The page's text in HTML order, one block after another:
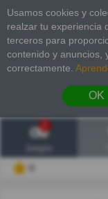
Usamos cookies y
realzar tu experiencia
terceros para
contenido y anuncios,
correctamente.
OK
2